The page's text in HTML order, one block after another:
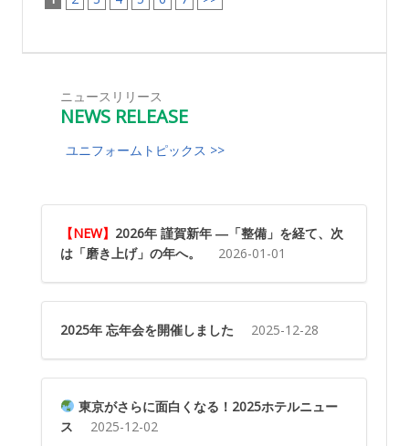
ニュースリリース
NEWS RELEASE
ユニフォームトピックス >>
【NEW】 2026年 謹賀新年 ―「整備」を経て、次
は「磨き上げ」の年へ。
2026-01-01
2025年 忘年会を開催しました 2025-12-28
東京がさらに面白くなる！2025ホテルニュー
ス
2025-12-02